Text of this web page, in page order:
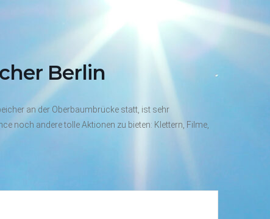
Berlin
an der Oberbaumbrücke statt, ist sehr
noch andere tolle Aktionen zu bieten: Klettern, Filme,